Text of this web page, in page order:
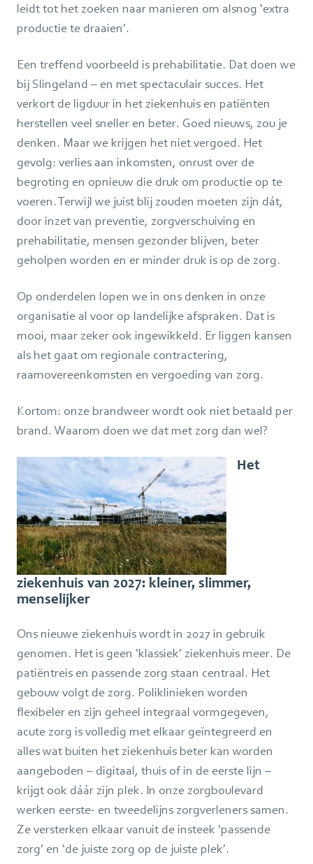
leidt tot het zoeken naar manieren om alsnog ‘extra
productie te draaien’.
Een treffend voorbeeld is prehabilitatie. Dat doen we
bij Slingeland – en met spectaculair succes. Het
verkort de ligduur in het ziekenhuis en patiënten
herstellen veel sneller en beter. Goed nieuws, zou je
denken. Maar we krijgen het niet vergoed. Het
gevolg: verlies aan inkomsten, onrust over de
begroting en opnieuw die druk om productie op te
voeren. Terwijl we juist blij zouden moeten zijn dát,
door inzet van preventie, zorgverschuiving en
prehabilitatie, mensen gezonder blijven, beter
geholpen worden en er minder druk is op de zorg.
Op onderdelen lopen we in ons denken in onze
organisatie al voor op landelijke afspraken. Dat is
mooi, maar zeker ook ingewikkeld. Er liggen kansen
als het gaat om regionale contractering,
raamovereenkomsten en vergoeding van zorg.
Kortom: onze brandweer wordt ook niet betaald per
brand. Waarom doen we dat met zorg dan wel?
Het
ziekenhuis van 2027: kleiner, slimmer,
menselijker
Ons nieuwe ziekenhuis wordt in 2027 in gebruik
genomen. Het is geen ‘klassiek’ ziekenhuis meer. De
patiëntreis en passende zorg staan centraal. Het
gebouw volgt de zorg. Poliklinieken worden
flexibeler en zijn geheel integraal vormgegeven,
acute zorg is volledig met elkaar geïntegreerd en
alles wat buiten het ziekenhuis beter kan worden
aangeboden – digitaal, thuis of in de eerste lijn –
krijgt ook dáár zijn plek. In onze zorgboulevard
werken eerste- en tweedelijns zorgverleners samen.
Ze versterken elkaar vanuit de insteek ‘passende
zorg’ en ‘de juiste zorg op de juiste plek’.